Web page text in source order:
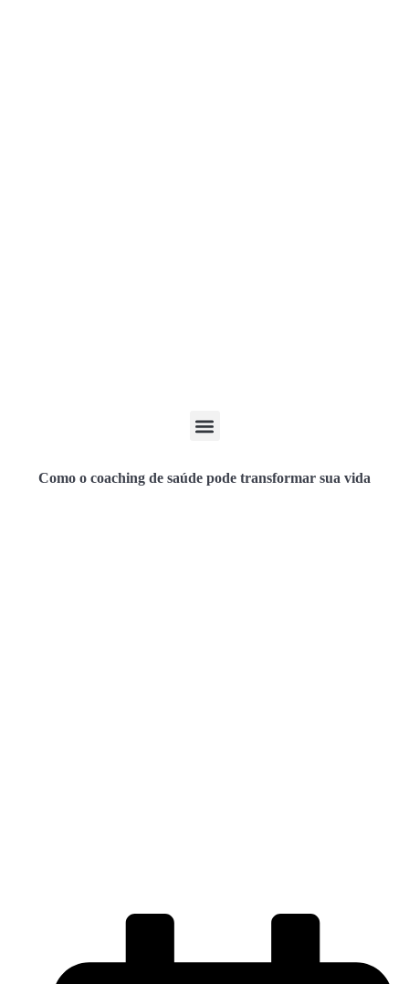
Como o coaching de saúde pode transformar sua vida